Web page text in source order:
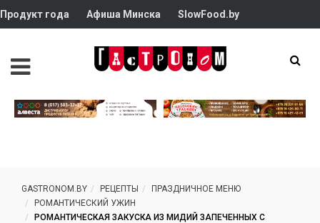
Продукт года Афиша Минска SlowFood.by
GASTRONOM.BY РЕЦЕПТЫ
ПРАЗДНИЧНОЕ МЕНЮ
РОМАНТИЧЕСКИЙ УЖИН
РОМАНТИЧЕСКАЯ ЗАКУСКА ИЗ МИДИЙ ЗАПЕЧЕННЫХ С